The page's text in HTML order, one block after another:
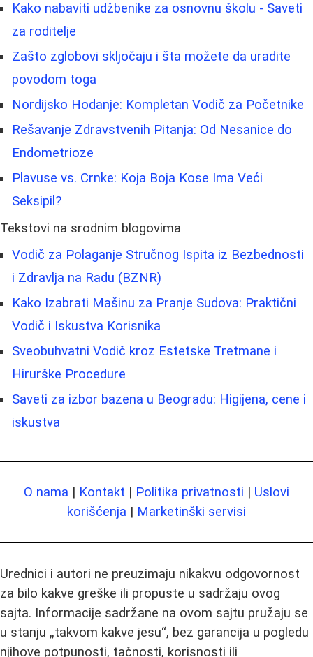
Kako nabaviti udžbenike za osnovnu školu - Saveti
za roditelje
Zašto zglobovi skljočaju i šta možete da uradite
povodom toga
Nordijsko Hodanje: Kompletan Vodič za Početnike
Rešavanje Zdravstvenih Pitanja: Od Nesanice do
Endometrioze
Plavuse vs. Crnke: Koja Boja Kose Ima Veći
Seksipil?
Tekstovi na srodnim blogovima
Vodič za Polaganje Stručnog Ispita iz Bezbednosti
i Zdravlja na Radu (BZNR)
Kako Izabrati Mašinu za Pranje Sudova: Praktični
Vodič i Iskustva Korisnika
Sveobuhvatni Vodič kroz Estetske Tretmane i
Hirurške Procedure
Saveti za izbor bazena u Beogradu: Higijena, cene i
iskustva
O nama | Kontakt | Politika privatnosti | Uslovi
korišćenja | Marketinški servisi
Urednici i autori ne preuzimaju nikakvu odgovornost
za bilo kakve greške ili propuste u sadržaju ovog
sajta. Informacije sadržane na ovom sajtu pružaju se
u stanju „takvom kakve jesu“, bez garancija u pogledu
njihove potpunosti, tačnosti, korisnosti ili